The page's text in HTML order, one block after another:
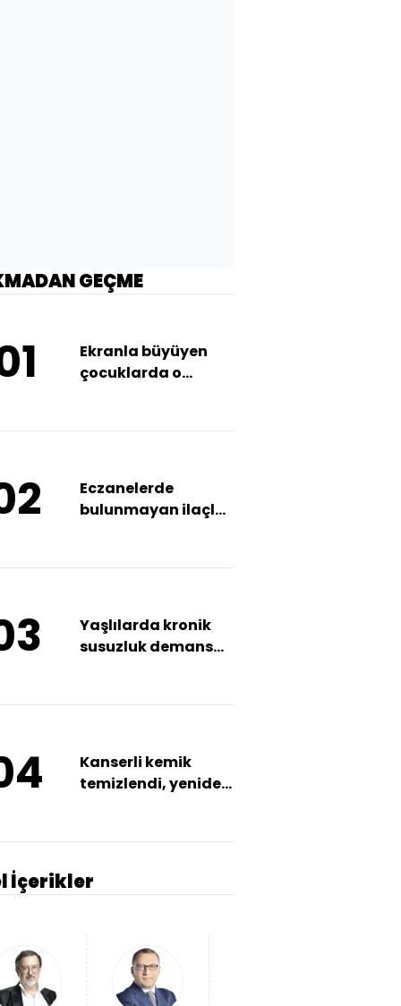
İçerikler
GEÇME
Ekranla büyüyen
çocuklarda o
Eczanelerde
bulunmayan ilaçlar
Yaşlılarda kronik
susuzluk demansa
Kanserli kemik
temizlendi, yeniden